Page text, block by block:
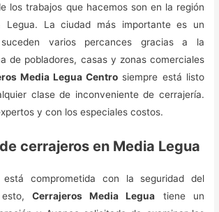
los trabajos que hacemos son en la región
Legua. La ciudad más importante es un
varios percances gracias a la
de pobladores, casas y zonas comerciales
Media Legua Centro siempre está listo
clase de inconveniente de cerrajería.
y con los especiales costos.
cerrajeros en Media Legua
está comprometida con la seguridad del
Cerrajeros Media Legua tiene un